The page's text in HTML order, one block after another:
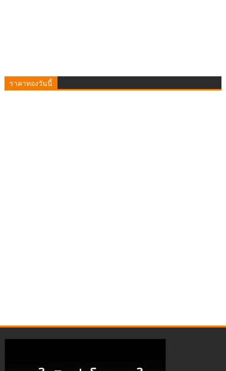
ราคาทองวันนี้